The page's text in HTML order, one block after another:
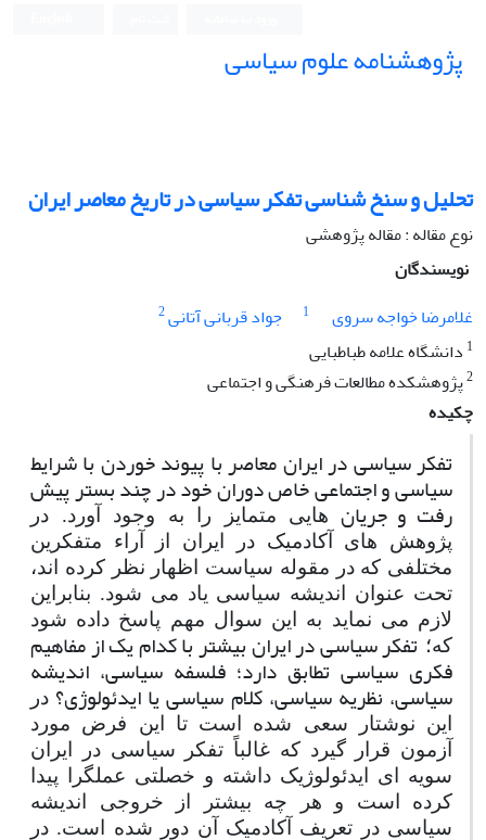
پژوهشنامه علوم سیاسی
تحلیل و سنخ شناسی تفکر سیاسی در تاریخ معاصر ایران
نوع مقاله : مقاله پژوهشی
نویسندگان
غلامرضا خواجه سروی
1 جواد قربانی آتانی2
1 دانشگاه علامه طباطبایی
2پژوهشکده مطالعات فرهنگی و اجتماعی
چکیده
تفکر سیاسی در ایران معاصر با پیوند خوردن با شرایط
سیاسی و اجتماعی خاص دوران خود در چند بستر پیش
رفت و جریان ­هایی متمایز را به وجود آورد. در
پژوهش های آکادمیک در ایران از آراء متفکرین
مختلفی که در مقوله سیاست اظهار نظر کرده اند،
تحت عنوان اندیشه سیاسی یاد می شود. بنابراین
لازم می نماید به این سوال مهم پاسخ داده شود
که؛ تفکر سیاسی در ایران بیشتر با کدام یک از مفاهیم
فکری سیاسی تطابق دارد؛ فلسفه سیاسی، اندیشه
سیاسی، نظریه سیاسی، کلام سیاسی یا ایدئولوژی؟ در
این نوشتار سعی شده است تا این فرض مورد
آزمون قرار گیرد که غالباً تفکر سیاسی در ایران
سویه
ای ایدئولوژیک داشته و خصلتی عملگرا پیدا
کرده است و هر چه بیشتر از خروجی اندیشه
سیاسی در تعریف آکادمیک آن دور شده است. در